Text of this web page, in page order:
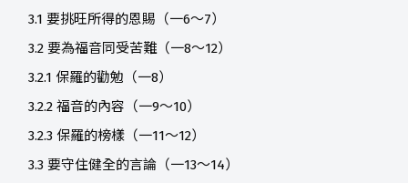
3.1 要挑旺所得的恩賜（一6～7）
3.2 要為福音同受苦難（一8～12）
3.2.1 保羅的勸勉（一8）
3.2.2 福音的內容（一9～10）
3.2.3 保羅的榜樣（一11～12）
3.3 要守住健全的言論（一13～14）